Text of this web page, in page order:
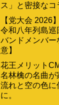
ス」と密接な
【党大会 2026
令和八年列島巡
バンドメンバー
意】
花王メリット
名林檎の名曲
流れと空の色に
に。